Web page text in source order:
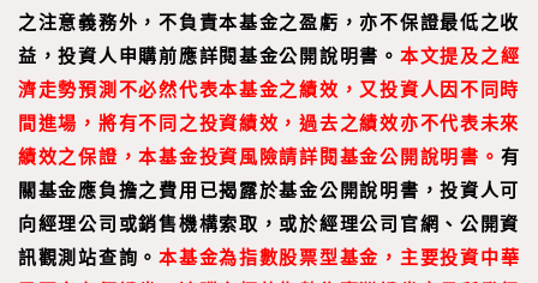
之注意義務外，不負責本基金之盈虧，亦不保證最低之收
益，投資人申購前應詳閱基金公開說明書。 本文提及之經
濟走勢預測不必然代表本基金之績效，又投資人因不同時
間進場，將有不同之投資績效，過去之績效亦不代表未來
績效之保證，本基金投資風險請詳閱基金公開說明書。 有
關基金應負擔之費用已揭露於基金公開說明書，投資人可
向經理公司或銷售機構索取，或於經理公司官網、公開資
訊觀測站查詢。本基金為指數股票型基金，主要投資中華